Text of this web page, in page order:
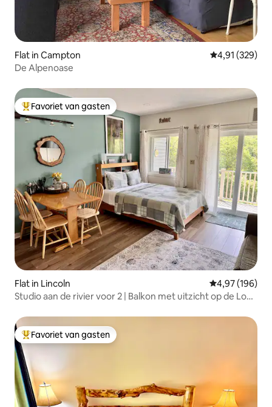
Flat in Campton Gemiddelde
4,91 (329)
De Alpenoase
Topfavoriet van gasten
Favoriet van gasten
Flat in Lincoln Gemiddelde
4,97 (196)
Studio aan de rivier voor 2 | Balkon met uitzicht op de Loon
Topfavoriet van gasten
Favoriet van gasten